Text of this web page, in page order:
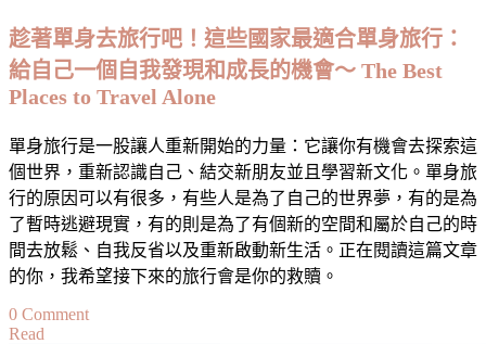
退
休
聖
Best
Countries
for
Retirement
in
Europe
趁著單身去旅行吧！這些國家最適合單身旅行：
給自己一個自我發現和成長的機會～ The Best
Places to Travel Alone
單身旅行是一股讓人重新開始的力量：它讓你有機會去探索這
個世界，重新認識自己、結交新朋友並且學習新文化。單身旅
行的原因可以有很多，有些人是為了自己的世界夢，有的是為
了暫時逃避現實，有的則是為了有個新的空間和屬於自己的時
間去放鬆、自我反省以及重新啟動新生活。正在閱讀這篇文章
的你，我希望接下來的旅行會是你的救贖。
0 Commenton
Read